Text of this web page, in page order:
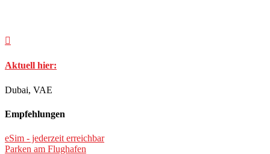

Aktuell hier:
Dubai, VAE
Empfehlungen
eSim - jederzeit erreichbar
Parken am Flughafen